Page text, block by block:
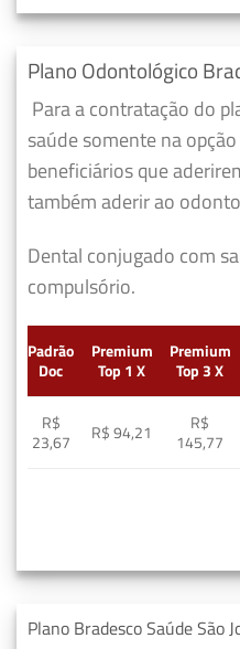
Plano Odontológico
Para a contratação do
saúde somente na
beneficiários que
também aderir ao
Dental conjugado com
compulsório.
Padrão
Doc
Premium
Top 1 X
Premium
Top 3 X
R$
23,67
R$ 94,21
R$
145,77
Plano Bradesco Saúde São